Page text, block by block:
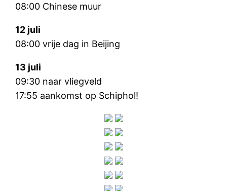
08:00 Chinese muur
12 juli
08:00 vrije dag in Beijing
13 juli
09:30 naar vliegveld
17:55 aankomst op Schiphol!